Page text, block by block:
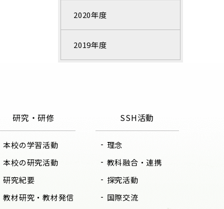
2020年度
2019年度
研究・研修
本校の学習活動
本校の研究活動
研究紀要
教材研究・教材発信
SSH活動
理念
教科融合・連携
探究活動
国際交流